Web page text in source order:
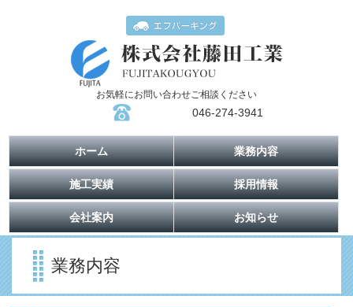
お気軽にお問い合わせご相談ください
046-274-3941
ホーム 業務内容
施工実績 採用情報
会社案内 お知らせ
業務内容